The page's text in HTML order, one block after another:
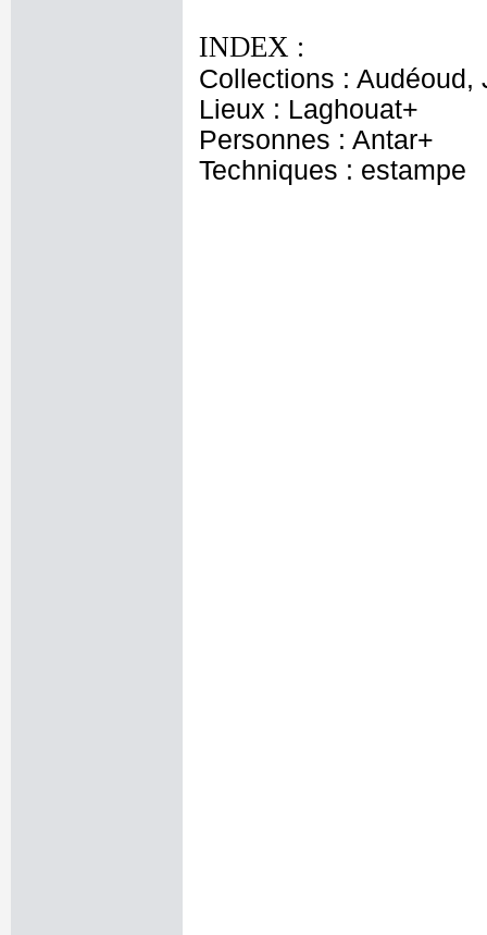
INDEX :
Collections : Audéoud,
Lieux : Laghouat+
Personnes : Antar+
Techniques : estampe